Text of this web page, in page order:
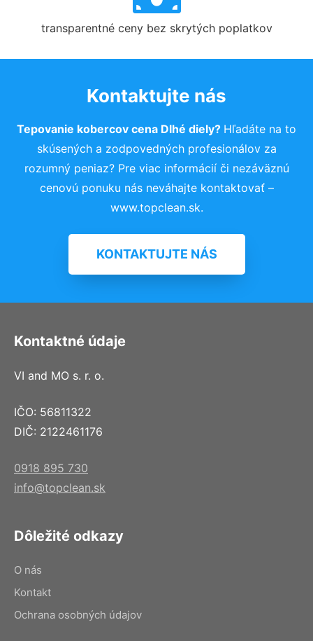
transparentné ceny bez skrytých poplatkov
Kontaktujte nás
Tepovanie kobercov cena Dlhé diely? Hľadáte na to
skúsených a zodpovedných profesionálov za
rozumný peniaz? Pre viac informácií či nezáväznú
cenovú ponuku nás neváhajte kontaktovať –
www.topclean.sk.
KONTAKTUJTE NÁS
Kontaktné údaje
VI and MO s. r. o.
IČO: 56811322
DIČ: 2122461176
0918 895 730
info@topclean.sk
Dôležité odkazy
O nás
Kontakt
Ochrana osobných údajov